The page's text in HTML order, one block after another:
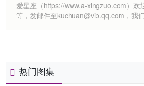
爱星座（https://www.a-xingzuo.com）欢
等，发邮件至kuchuan@vip.qq.com，我
热门图集